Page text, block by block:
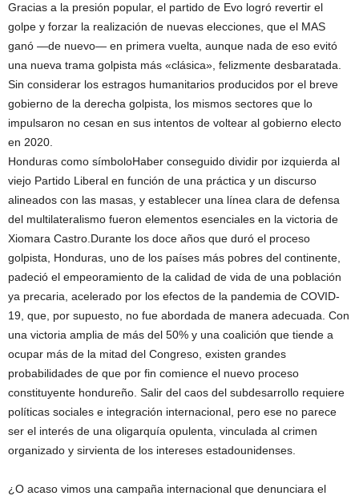
Gracias a la presión popular, el partido de Evo logró revertir el
golpe y forzar la realización de nuevas elecciones, que el MAS
ganó —de nuevo— en primera vuelta, aunque nada de eso evitó
una nueva trama golpista más «clásica», felizmente desbaratada.
Sin considerar los estragos humanitarios producidos por el breve
gobierno de la derecha golpista, los mismos sectores que lo
impulsaron no cesan en sus intentos de voltear al gobierno electo
en 2020.
Honduras como símboloHaber conseguido dividir por izquierda al
viejo Partido Liberal en función de una práctica y un discurso
alineados con las masas, y establecer una línea clara de defensa
del multilateralismo fueron elementos esenciales en la victoria de
Xiomara Castro.Durante los doce años que duró el proceso
golpista, Honduras, uno de los países más pobres del continente,
padeció el empeoramiento de la calidad de vida de una población
ya precaria, acelerado por los efectos de la pandemia de COVID-
19, que, por supuesto, no fue abordada de manera adecuada. Con
una victoria amplia de más del 50% y una coalición que tiende a
ocupar más de la mitad del Congreso, existen grandes
probabilidades de que por fin comience el nuevo proceso
constituyente hondureño. Salir del caos del subdesarrollo requiere
políticas sociales e integración internacional, pero ese no parece
ser el interés de una oligarquía opulenta, vinculada al crimen
organizado y sirvienta de los intereses estadounidenses.
¿O acaso vimos una campaña internacional que denunciara el